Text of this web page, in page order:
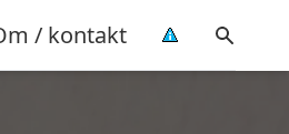
/ kontakt